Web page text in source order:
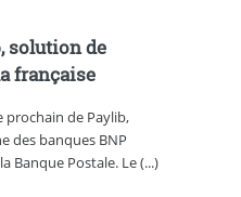
solution de
française
prochain de Paylib,
des banques BNP
Banque Postale. Le (...)